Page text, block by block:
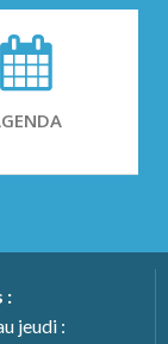
:
jeudi :